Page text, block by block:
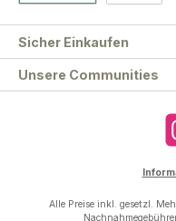
Unsere Communities
Sicher Einkaufen
Alle Preise inkl. gesetzl.